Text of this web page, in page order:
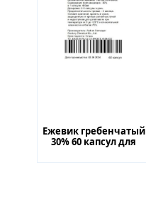
Ежевик гребенчатый
30% 60 капсул для
обменных процессов